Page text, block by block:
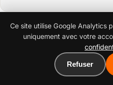
Google Pixel 6
Réparation Pixel 6 à Saillat-
Ce site utilise Google Analytics
uniquement avec votre
Refuser